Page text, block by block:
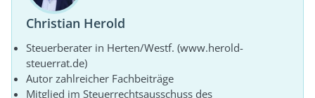
Christian Herold
Steuerberater in Herten/Westf. (www.herold-
steuerrat.de)
Autor zahlreicher Fachbeiträge
Mitglied im Steuerrechtsausschuss des